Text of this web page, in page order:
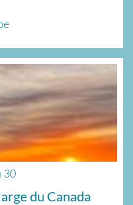
30
du Canada